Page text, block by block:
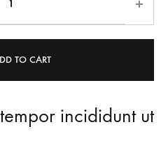
TO CART
incididunt ut